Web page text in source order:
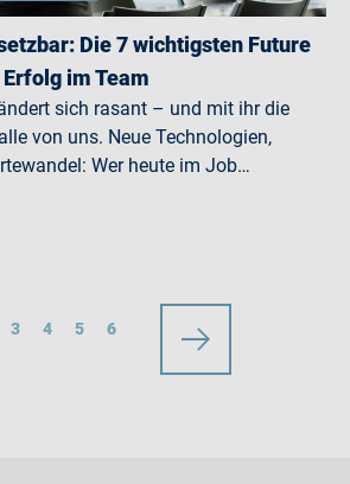
Die 7 wichtigsten Future
im Team
sich rasant – und mit ihr die
von uns. Neue Technologien,
Wer heute im Job…
3 4 5 6